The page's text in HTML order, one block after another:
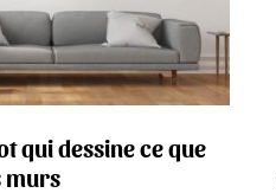
qui dessine ce que
murs